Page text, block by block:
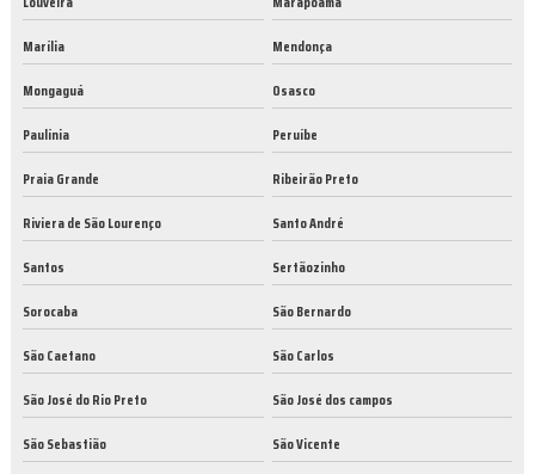
Marília
Mendonça
Mongaguá
Osasco
Paulínia
Peruíbe
Praia Grande
Ribeirão Preto
Riviera de São Lourenço
Santo André
Santos
Sertãozinho
Sorocaba
São Bernardo
São Caetano
São Carlos
São José do Rio Preto
São José dos campos
São Sebastião
São Vicente